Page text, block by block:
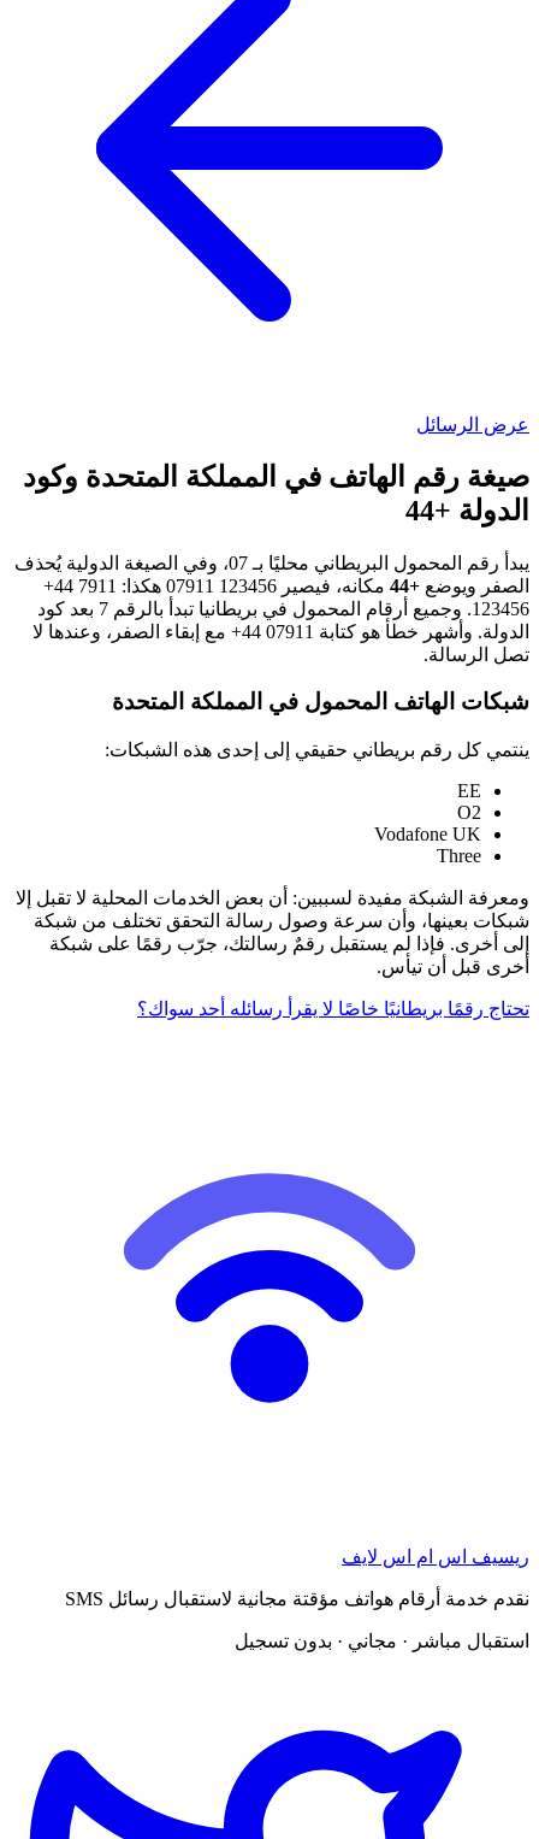
عرض الرسائل
صيغة رقم الهاتف في المملكة المتحدة وكود
الدولة +44
يبدأ رقم المحمول البريطاني محليًا بـ 07، وفي الصيغة الدولية يُحذف
الصفر ويوضع +44 مكانه، فيصير 07911 123456 هكذا: +44 7911
123456
. وجميع أرقام المحمول في بريطانيا تبدأ بالرقم 7 بعد كود
الدولة. وأشهر خطأ هو كتابة +44 07911 مع إبقاء الصفر، وعندها لا
تصل الرسالة.
شبكات الهاتف المحمول في المملكة المتحدة
ينتمي كل رقم بريطاني حقيقي إلى إحدى هذه الشبكات:
EE
O2
Vodafone UK
Three
ومعرفة الشبكة مفيدة لسببين: أن بعض الخدمات المحلية لا تقبل إلا
شبكات بعينها، وأن سرعة وصول رسالة التحقق تختلف من شبكة
إلى أخرى. فإذا لم يستقبل رقمٌ رسالتك، جرّب رقمًا على شبكة
أخرى قبل أن تيأس.
تحتاج رقمًا بريطانيًا خاصًا لا يقرأ رسائله أحد سواك؟
ريسيف اس ام اس لايف
نقدم خدمة أرقام هواتف مؤقتة مجانية لاستقبال رسائل SMS
استقبال مباشر · مجاني · بدون تسجيل